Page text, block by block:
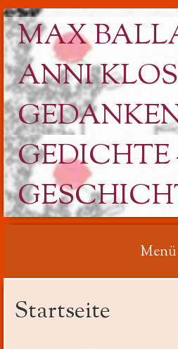
MAX
ANNI
EDANKEN
EDICHTE –
Menü
zum
Startseite